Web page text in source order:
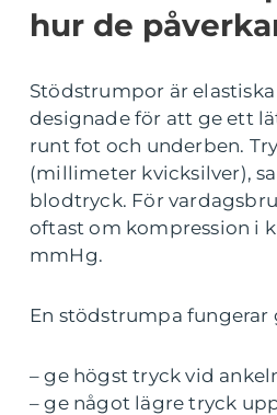
hur de
Stödstrumpor är
designade för att ge ett
runt fot och underben.
(millimeter kvicksilver),
blodtryck. För
oftast om kompression i
mmHg.
En stödstrumpa fungerar
– ge högst tryck vid
– ge något lägre tryck